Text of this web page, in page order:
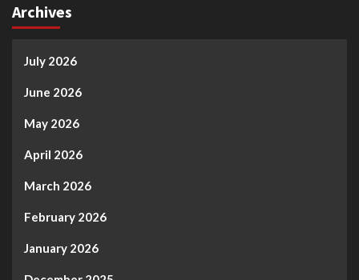
Archives
July 2026
June 2026
May 2026
April 2026
March 2026
February 2026
January 2026